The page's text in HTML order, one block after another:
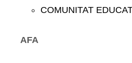
COMUNITAT
AFA